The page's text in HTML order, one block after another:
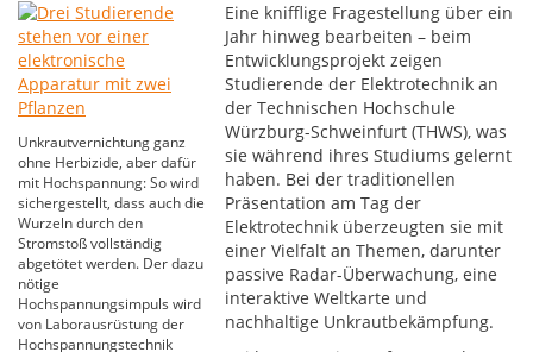
Unkrautvernichtung ganz
ohne Herbizide, aber dafür
mit Hochspannung: So wird
sichergestellt, dass auch die
Wurzeln durch den
Stromstoß vollständig
abgetötet werden. Der dazu
nötige
Hochspannungsimpuls wird
von Laborausrüstung der
Hochspannungstechnik
Eine knifflige Fragestellung über ein
Jahr hinweg bearbeiten – beim
Entwicklungsprojekt zeigen
Studierende der Elektrotechnik an
der Technischen Hochschule
Würzburg-Schweinfurt (THWS), was
sie während ihres Studiums gelernt
haben. Bei der traditionellen
Präsentation am Tag der
Elektrotechnik überzeugten sie mit
einer Vielfalt an Themen, darunter
passive Radar-Überwachung, eine
interaktive Weltkarte und
nachhaltige Unkrautbekämpfung.